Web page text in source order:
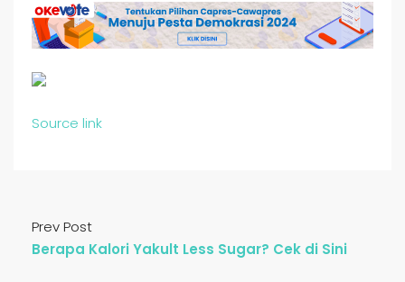
Source link
Prev Post
Berapa Kalori Yakult Less Sugar? Cek di Sini